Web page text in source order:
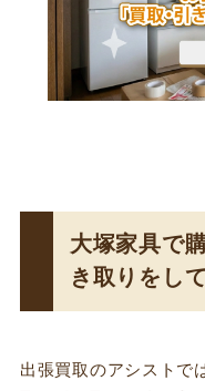
大塚家具で
き取りをし
出張買取のアシストで